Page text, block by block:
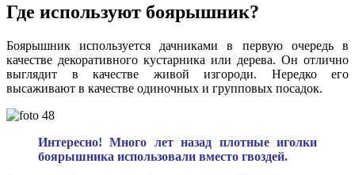
Где используют боярышник?
Боярышник используется дачниками в первую очередь в
качестве декоративного кустарника или дерева. Он отлично
выглядит в качестве живой изгороди. Нередко его
высаживают в качестве одиночных и групповых посадок.
Интересно! Много лет назад плотные иголки
боярышника использовали вместо гвоздей.